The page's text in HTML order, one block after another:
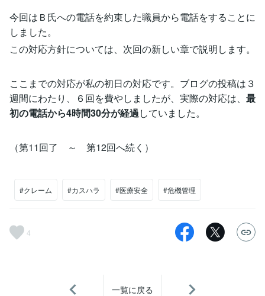
今回はＢ氏への電話を約束した職員から電話をすることに
しました。
この対応方針については、次回の新しい章で説明します。
ここまでの対応が私の初日の対応です。ブログの投稿は３
週間にわたり、６回を費やしましたが、実際の対応は、 最
初の電話から4時間30分が経過していました。
（第11回了 ～ 第12回へ続く）
#クレーム #カスハラ #医療安全 #危機管理
4
一覧に戻る